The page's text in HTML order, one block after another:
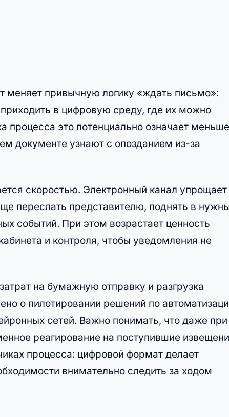
меняет привычную логику «ждать письмо»:
в цифровую среду, где их можно
процесса это потенциально означает меньше
документе узнают с опозданием из-за
скоростью. Электронный канал упрощает
переслать представителю, поднять в
событий. При этом возрастает ценность
и контроля, чтобы уведомления не
на бумажную отправку и разгрузка
о пилотировании решений по
сетей. Важно понимать, что даже при
реагирование на поступившие
процесса: цифровой формат делает
внимательно следить за ходом